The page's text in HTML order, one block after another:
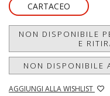
CARTACEO
NON DISPONIBILE
E
NON DISPONIBILE
AGGIUNGI ALLA WISHLIST